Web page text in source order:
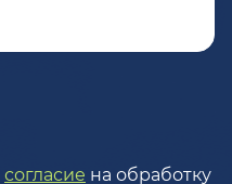
согласие на обработку